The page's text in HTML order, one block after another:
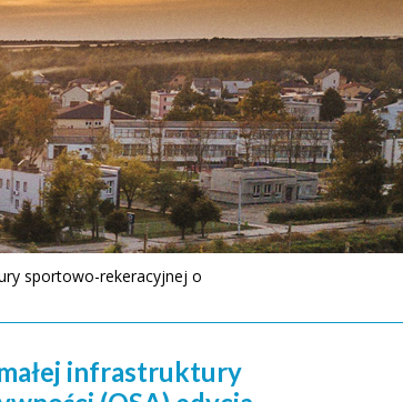
sportowo-rekeracyjnej o
infrastruktury